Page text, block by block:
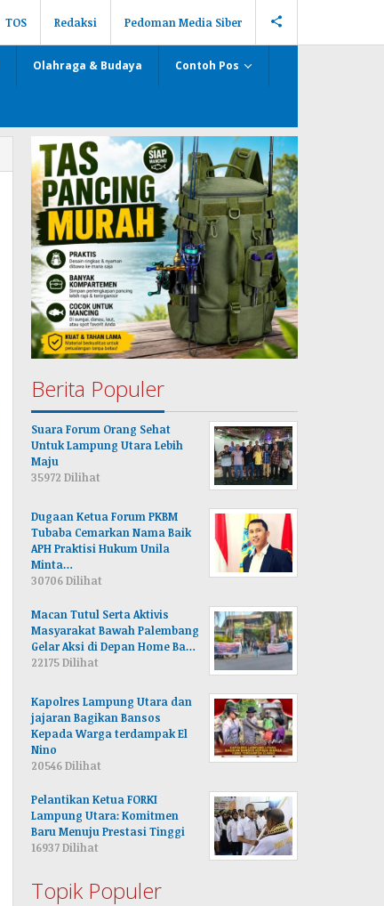
TOS Redaksi Pedoman Media Siber
Olahraga & Budaya Contoh Pos
Berita Populer
Suara Forum Orang Sehat
Untuk Lampung Utara Lebih
Maju
35972 Dilihat
Dugaan Ketua Forum PKBM
Tubaba Cemarkan Nama Baik
APH Praktisi Hukum Unila
Minta…
30706 Dilihat
Macan Tutul Serta Aktivis
Masyarakat Bawah Palembang
Gelar Aksi di Depan Home Ba…
22175 Dilihat
Kapolres Lampung Utara dan
jajaran Bagikan Bansos
Kepada Warga terdampak El
Nino
20546 Dilihat
Pelantikan Ketua FORKI
Lampung Utara: Komitmen
Baru Menuju Prestasi Tinggi
16937 Dilihat
Topik Populer